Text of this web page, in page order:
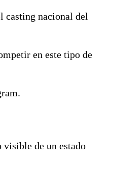
casting nacional del
en este tipo de
visible de un estado